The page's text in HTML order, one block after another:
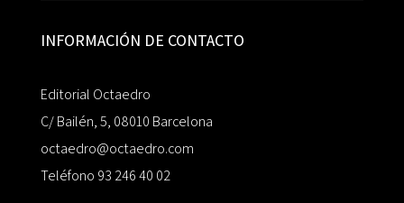
INFORMACIÓN DE CONTACTO
Editorial Octaedro
C/ Bailén, 5, 08010 Barcelona
octaedro@octaedro.com
Teléfono 93 246 40 02